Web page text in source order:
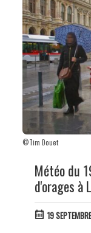
©Tim Douet
Météo du
d'orages à
19